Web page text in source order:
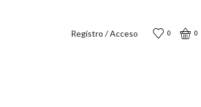
Registro / Acceso 0 0